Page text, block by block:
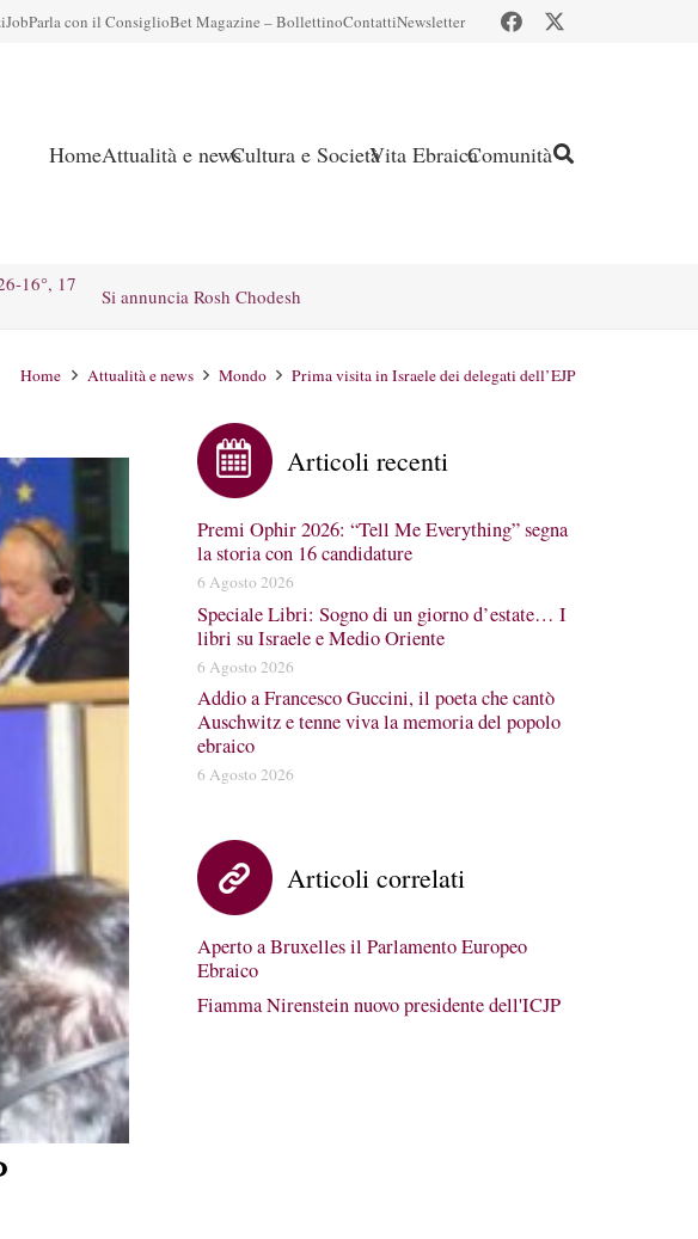
JobParla con il ConsiglioBet Magazine – BollettinoContattiNewsletter
HomeAttualità e newsCultura e SocietàVita EbraicaComunità
16°, 17
Si annuncia Rosh Chodesh
Home Attualità e news Mondo Prima visita in Israele dei delegati dell’EJP
Articoli recenti
Premi Ophir 2026: “Tell Me Everything” segna
la storia con 16 candidature
6 Agosto 2026
Speciale Libri: Sogno di un giorno d’estate… I
libri su Israele e Medio Oriente
6 Agosto 2026
Addio a Francesco Guccini, il poeta che cantò
Auschwitz e tenne viva la memoria del popolo
ebraico
6 Agosto 2026
Articoli correlati
Aperto a Bruxelles il Parlamento Europeo
Ebraico
Fiamma Nirenstein nuovo presidente dell'ICJP